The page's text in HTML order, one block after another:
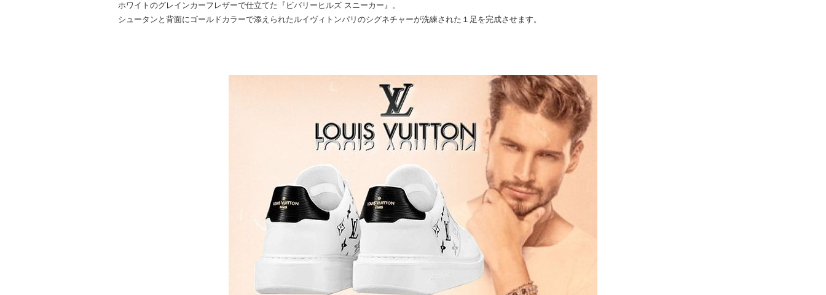
ホワイトのグレインカーフレザーで仕立てた『ビバリーヒルズ スニーカー』。
シュータンと背面にゴールドカラーで添えられたルイヴィトンパリのシグネチャーが洗練された１足を完成させます。